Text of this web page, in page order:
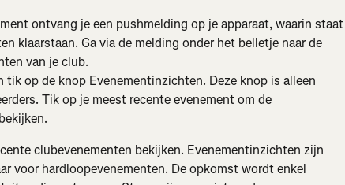
ontvang je een pushmelding op je apparaat, waarin staat
klaarstaan. Ga via de melding onder het belletje naar de
van je club.
tik op de knop Evenementinzichten. Deze knop is alleen
Tik op je meest recente evenement om de
clubevenementen bekijken. Evenementinzichten zijn
voor hardloopevenementen. De opkomst wordt enkel